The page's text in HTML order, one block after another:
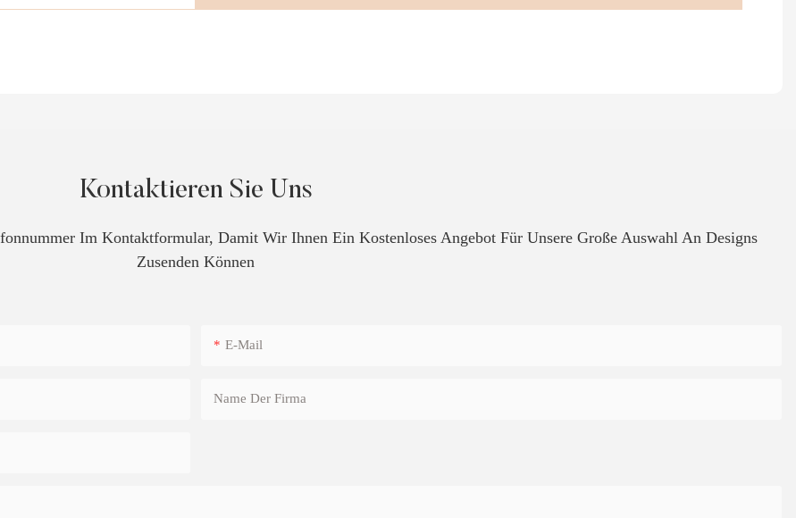
Kontaktieren Sie Uns
Im Kontaktformular, Damit Wir Ihnen Ein Kostenloses Angebot Für Unsere Große Auswahl An Designs
Zusenden Können
E-Mail
Name Der Firma